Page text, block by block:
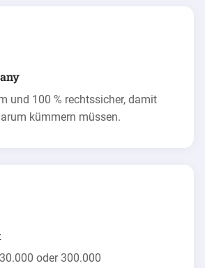
und 100 % rechtssicher, damit
kümmern müssen.
oder 300.000